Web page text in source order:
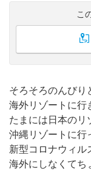
こ
そろそろのんびり
海外リゾートに行
たまには日本のリ
沖縄リゾートに行
新型コロナウィル
海外にしなくてち